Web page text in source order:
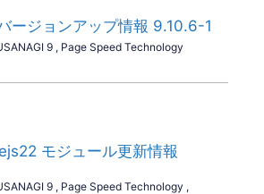
ージョンアップ情報 9.10.6-1
9 , Page Speed Technology
モジュール更新情報
9 , Page Speed Technology ,